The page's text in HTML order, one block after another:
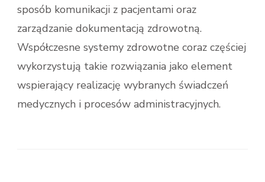
sposób komunikacji z pacjentami oraz
zarządzanie dokumentacją zdrowotną.
Współczesne systemy zdrowotne coraz częściej
wykorzystują takie rozwiązania jako element
wspierający realizację wybranych świadczeń
medycznych i procesów administracyjnych.